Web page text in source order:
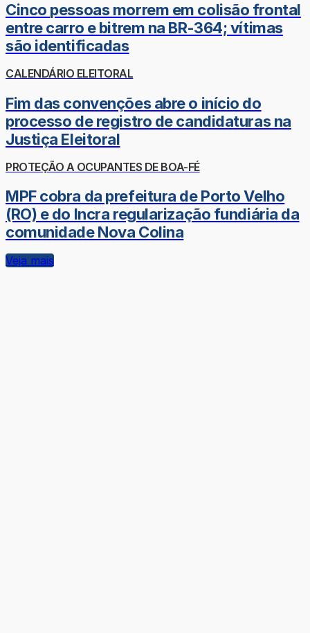
Cinco pessoas morrem em colisão frontal
entre carro e bitrem na BR-364; vítimas
são identificadas
CALENDÁRIO ELEITORAL
Fim das convenções abre o início do
processo de registro de candidaturas na
Justiça Eleitoral
PROTEÇÃO A OCUPANTES DE BOA-FÉ
MPF cobra da prefeitura de Porto Velho
(RO) e do Incra regularização fundiária da
comunidade Nova Colina
Veja mais